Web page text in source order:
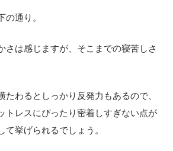
の通り。
さは感じますが、そこまでの寝苦しさ
たわるとしっかり反発力もあるので、
トレスにぴったり密着しすぎない点が
て挙げられるでしょう。